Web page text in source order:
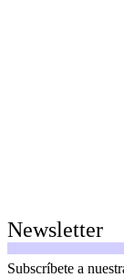
Newsletter
Subscríbete a